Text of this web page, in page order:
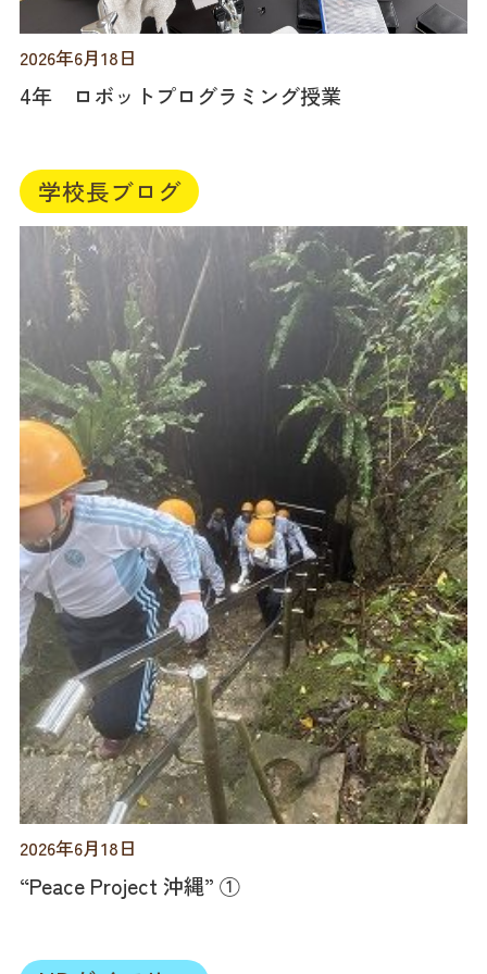
2026年6月18日
4年 ロボットプログラミング授業
学校長ブログ
2026年6月18日
“Peace Project 沖縄” ①